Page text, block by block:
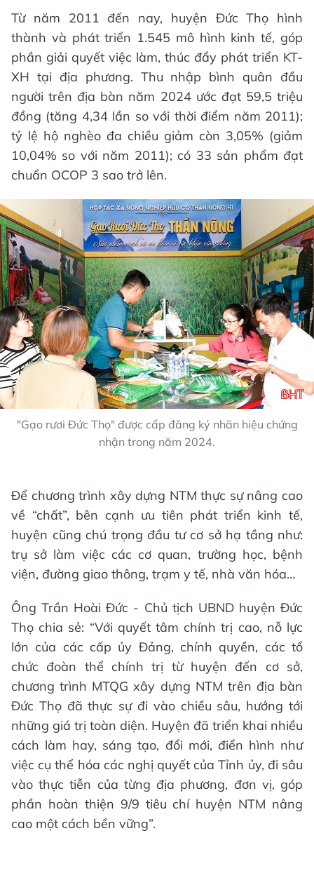
Từ năm 2011 đến nay, huyện Đức Thọ hình
thành và phát triển 1.545 mô hình kinh tế, góp
phần giải quyết việc làm, thúc đẩy phát triển KT-
XH tại địa phương. Thu nhập bình quân đầu
người trên địa bàn năm 2024 ước đạt 59,5 triệu
đồng (tăng 4,34 lần so với thời điểm năm 2011);
tỷ lệ hộ nghèo đa chiều giảm còn 3,05% (giảm
10,04% so với năm 2011); có 33 sản phẩm đạt
chuẩn OCOP 3 sao trở lên.
"Gạo rươi Đức Thọ" được cấp đăng ký nhãn hiệu chứng
nhận trong năm 2024.
Để chương trình xây dựng NTM thực sự nâng cao
về “chất”, bên cạnh ưu tiên phát triển kinh tế,
huyện cũng chú trọng đầu tư cơ sở hạ tầng như:
trụ sở làm việc các cơ quan, trường học, bệnh
viện, đường giao thông, trạm y tế, nhà văn hóa…
Ông Trần Hoài Đức - Chủ tịch UBND huyện Đức
Thọ chia sẻ: “Với quyết tâm chính trị cao, nỗ lực
lớn của các cấp ủy Đảng, chính quyền, các tổ
chức đoàn thể chính trị từ huyện đến cơ sở,
chương trình MTQG xây dựng NTM trên địa bàn
Đức Thọ đã thực sự đi vào chiều sâu, hướng tới
những giá trị toàn diện. Huyện đã triển khai nhiều
cách làm hay, sáng tạo, đổi mới, điển hình như
việc cụ thể hóa các nghị quyết của Tỉnh ủy, đi sâu
vào thực tiễn của từng địa phương, đơn vị, góp
phần hoàn thiện 9/9 tiêu chí huyện NTM nâng
cao một cách bền vững”.